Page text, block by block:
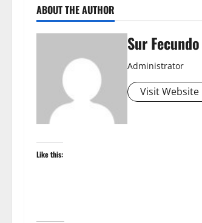
ABOUT THE AUTHOR
Sur Fecundo
Administrator
Visit Website
Like this: